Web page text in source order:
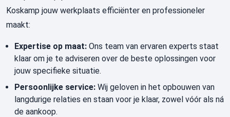
Koskamp jouw werkplaats efficiënter en professioneler
maakt:
Expertise op maat: Ons team van ervaren experts staat
klaar om je te adviseren over de beste oplossingen voor
jouw specifieke situatie.
Persoonlijke service: Wij geloven in het opbouwen van
langdurige relaties en staan voor je klaar, zowel vóór als ná
de aankoop.